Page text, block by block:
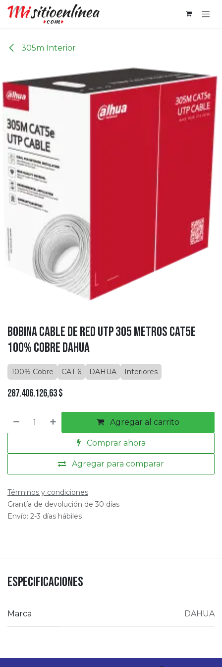
Ir al contenido
305m Interior
Bobina Cable de Red UTP 305 Metros CAT5E
100% Cobre DAHUA
100% Cobre CAT 6 DAHUA Interiores
287.406.126,63$
Agregar al carrito
Comprar ahora
Agregar para comparar
Términos y condiciones
Grantía de devolución de 30 días
Envío: 2-3 días hábiles
Especificaciones
Marca DAHUA